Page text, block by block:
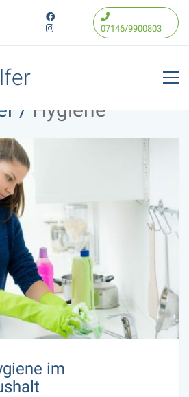
07146/9900803
/ Hygiene
im